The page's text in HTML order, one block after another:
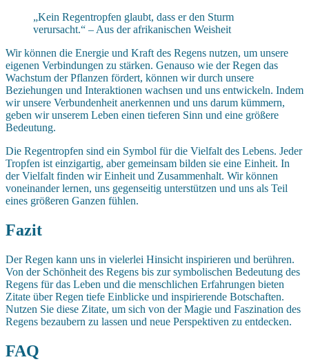
„Kein Regentropfen glaubt, dass er den Sturm
verursacht.“ – Aus der afrikanischen Weisheit
Wir können die Energie und Kraft des Regens nutzen, um unsere
eigenen Verbindungen zu stärken. Genauso wie der Regen das
Wachstum der Pflanzen fördert, können wir durch unsere
Beziehungen und Interaktionen wachsen und uns entwickeln. Indem
wir unsere Verbundenheit anerkennen und uns darum kümmern,
geben wir unserem Leben einen tieferen Sinn und eine größere
Bedeutung.
Die Regentropfen sind ein Symbol für die Vielfalt des Lebens. Jeder
Tropfen ist einzigartig, aber gemeinsam bilden sie eine Einheit. In
der Vielfalt finden wir Einheit und Zusammenhalt. Wir können
voneinander lernen, uns gegenseitig unterstützen und uns als Teil
eines größeren Ganzen fühlen.
Fazit
Der Regen kann uns in vielerlei Hinsicht inspirieren und berühren.
Von der Schönheit des Regens bis zur symbolischen Bedeutung des
Regens für das Leben und die menschlichen Erfahrungen bieten
Zitate über Regen tiefe Einblicke und inspirierende Botschaften.
Nutzen Sie diese Zitate, um sich von der Magie und Faszination des
Regens bezaubern zu lassen und neue Perspektiven zu entdecken.
FAQ